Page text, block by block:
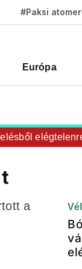
#Paksi
Európa
elégtelenre
a